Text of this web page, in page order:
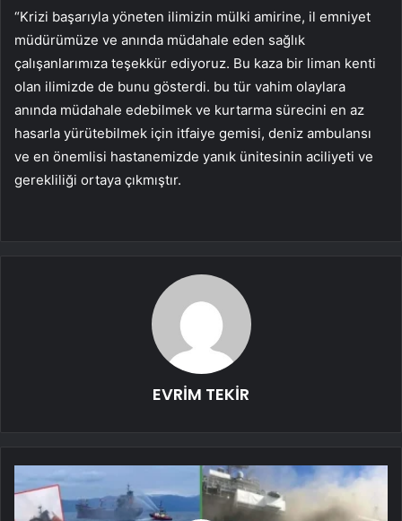
“Krizi başarıyla yöneten ilimizin mülki amirine, il emniyet
müdürümüze ve anında müdahale eden sağlık
çalışanlarımıza teşekkür ediyoruz. Bu kaza bir liman kenti
olan ilimizde de bunu gösterdi. bu tür vahim olaylara
anında müdahale edebilmek ve kurtarma sürecini en az
hasarla yürütebilmek için itfaiye gemisi, deniz ambulansı
ve en önemlisi hastanemizde yanık ünitesinin aciliyeti ve
gerekliliği ortaya çıkmıştır.
EVRİM TEKİR